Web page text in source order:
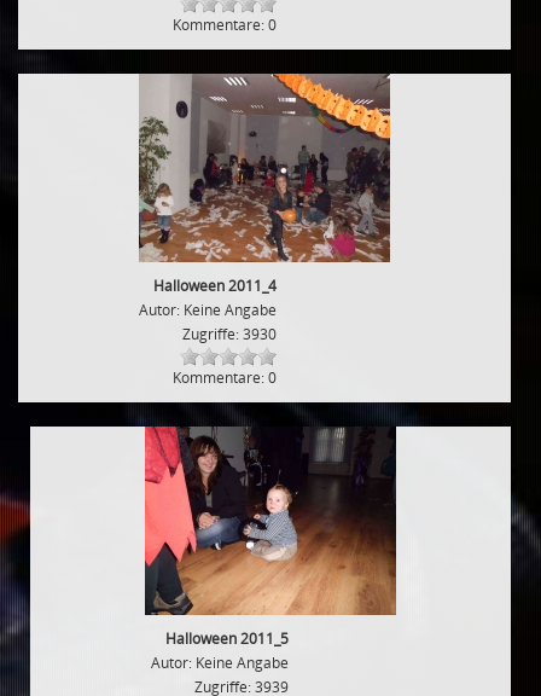
Kommentare: 0
Halloween 2011_4
Autor: Keine Angabe
Zugriffe: 3930
Kommentare: 0
Halloween 2011_5
Autor: Keine Angabe
Zugriffe: 3939